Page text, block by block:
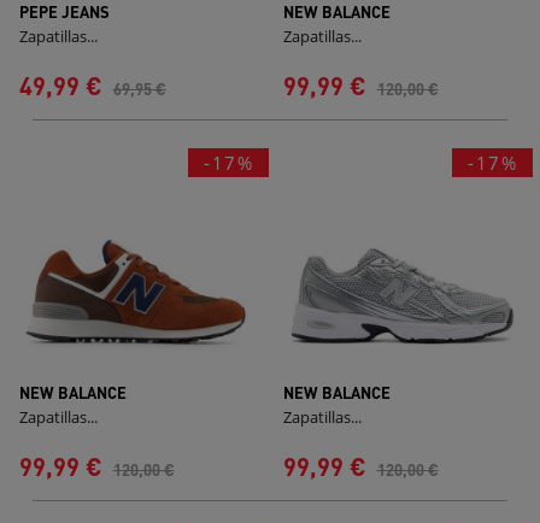
PEPE JEANS
Zapatillas...
49,99 € 69,95 €
NEW BALANCE
Zapatillas...
99,99 € 120,00 €
-17%
NEW BALANCE
Zapatillas...
99,99 € 120,00 €
-17%
NEW BALANCE
Zapatillas...
99,99 € 120,00 €